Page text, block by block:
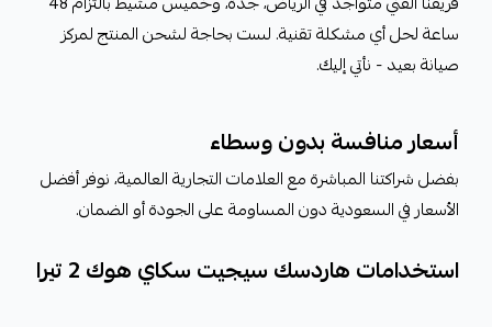
ساعة لحل أي مشكلة تقنية. لست بحاجة لشحن المنتج لمركز
صيانة بعيد - نأتي إليك.
أسعار منافسة بدون وسطاء
بفضل شراكتنا المباشرة مع العلامات التجارية العالمية، نوفر أفضل
الأسعار في السعودية دون المساومة على الجودة أو الضمان.
استخدامات هاردسك سيجيت سكاي هوك 2 تيرا